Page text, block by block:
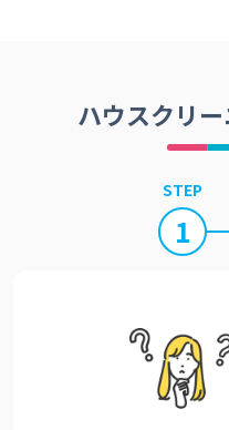
ハウスクリ
STEP
1